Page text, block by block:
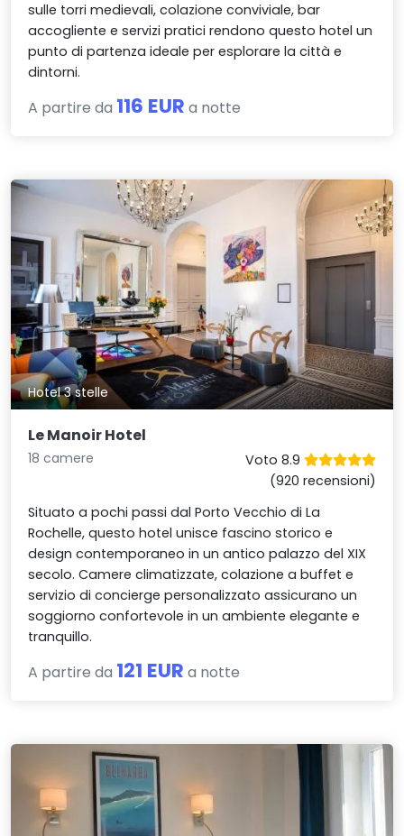
sulle torri medievali, colazione conviviale, bar
accogliente e servizi pratici rendono questo hotel un
punto di partenza ideale per esplorare la città e
dintorni.
A partire da 116 EUR a notte
Hotel 3 stelle
Le Manoir Hotel
18 camere
Voto 8.9
(920 recensioni)
Situato a pochi passi dal Porto Vecchio di La
Rochelle, questo hotel unisce fascino storico e
design contemporaneo in un antico palazzo del XIX
secolo. Camere climatizzate, colazione a buffet e
servizio di concierge personalizzato assicurano un
soggiorno confortevole in un ambiente elegante e
tranquillo.
A partire da 121 EUR a notte